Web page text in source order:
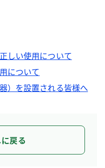
しい使用について
について
）を設置される皆様へ
戻る